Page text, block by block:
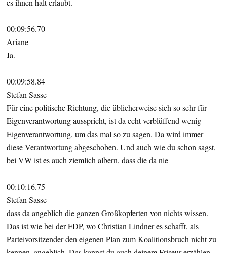
es ihnen halt erlaubt.
00:09:56.70
Ariane
Ja.
00:09:58.84
Stefan Sasse
Für eine politische Richtung, die üblicherweise sich so sehr für
Eigenverantwortung ausspricht, ist da echt verblüffend wenig
Eigenverantwortung, um das mal so zu sagen. Da wird immer
diese Verantwortung abgeschoben. Und auch wie du schon sagst,
bei VW ist es auch ziemlich albern, dass die da nie
00:10:16.75
Stefan Sasse
dass da angeblich die ganzen Großkopferten von nichts wissen.
Das ist wie bei der FDP, wo Christian Lindner es schafft, als
Parteivorsitzender den eigenen Plan zum Koalitionsbruch nicht zu